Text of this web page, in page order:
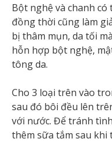
Bột nghệ và chanh
đồng thời cũng làm
bị thâm mụn, da tối
hỗn hợp bột nghệ,
tông da.
Cho 3 loại trên vào
sau đó bôi đều lên
với nước. Để tránh
thêm sữa tắm sau khi